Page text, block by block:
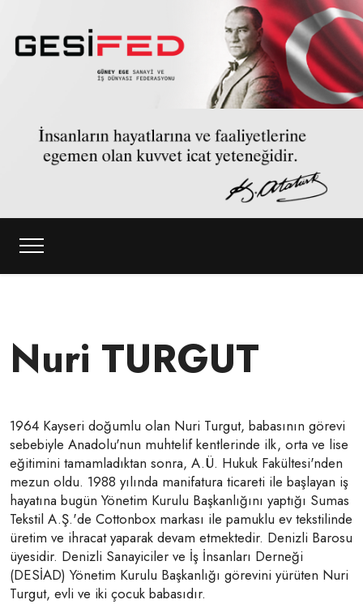
Nuri TURGUT
1964 Kayseri doğumlu olan Nuri Turgut, babasının görevi
sebebiyle Anadolu'nun muhtelif kentlerinde ilk, orta ve lise
eğitimini tamamladıktan sonra, A.Ü. Hukuk Fakültesi'nden
mezun oldu. 1988 yılında manifatura ticareti ile başlayan iş
hayatına bugün Yönetim Kurulu Başkanlığını yaptığı Sumas
Tekstil A.Ş.'de Cottonbox markası ile pamuklu ev tekstilinde
üretim ve ihracat yaparak devam etmektedir. Denizli Barosu
üyesidir. Denizli Sanayiciler ve İş İnsanları Derneği
(DESİAD) Yönetim Kurulu Başkanlığı görevini yürüten Nuri
Turgut, evli ve iki çocuk babasıdır.